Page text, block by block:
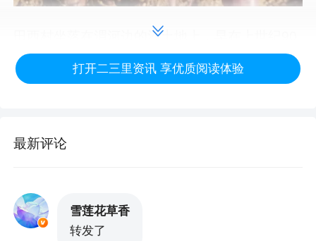
田西村坐落在渭河边的沙土地上，早在上世纪90
年代，村民就开始摸索红薯育苗，可一直都是“各
大钱。”村党支部书记田小雄说。
合作社，把零散的农户拧成一股绳。“刚开始乡亲
们都犹豫，怕赔本。村里党员带头流转土地试
打开二三里资讯 享优质阅读体验
最新评论
雪莲花草香
转发了